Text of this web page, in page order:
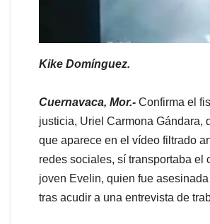
Kike Domínguez.
Cuernavaca, Mor.- Confirma el
justicia, Uriel Carmona Gándara,
que aparece en el vídeo filtrado
redes sociales, sí transportaba el
joven Evelin, quien fue
tras acudir a una entrevista de